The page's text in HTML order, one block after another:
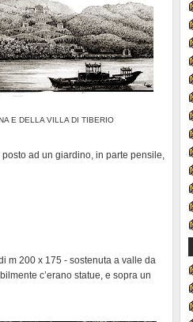
E DELLA VILLA DI TIBERIO
ad un giardino, in parte pensile,
m 200 x 175 - sostenuta a valle da
c’erano statue, e sopra un